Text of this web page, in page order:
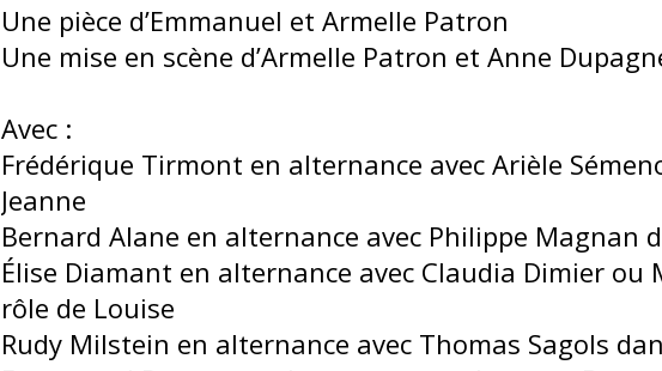
Une pièce d’Emmanuel et Armelle Patron
Une mise en scène d’Armelle Patron et Anne
Avec :
Frédérique Tirmont en alternance avec Arièle
Jeanne
Bernard Alane en alternance avec Philippe Magnan
Élise Diamant en alternance avec Claudia Dimier
rôle de Louise
Rudy Milstein en alternance avec Thomas Sagols